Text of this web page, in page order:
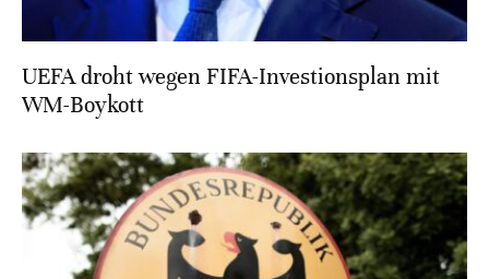
UEFA droht wegen FIFA-Investionsplan mit
WM-Boykott